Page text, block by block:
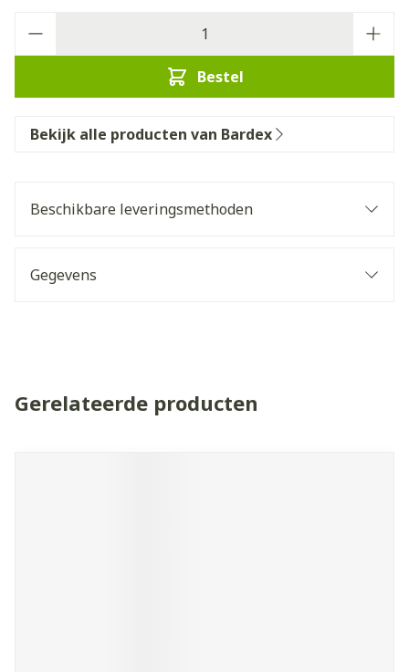
Bestel
Bekijk alle producten van Bardex
Beschikbare leveringsmethoden
Gegevens
Gerelateerde producten